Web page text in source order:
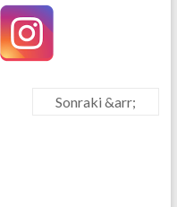
Sonraki &arr;